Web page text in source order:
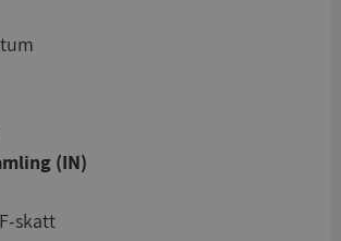
(IN)
skatt